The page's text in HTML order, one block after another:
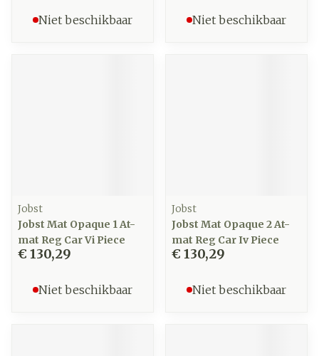
Niet beschikbaar Niet beschikbaar
Jobst
Jobst Mat Opaque 1 At-
mat Reg Car Vi Piece
€ 130,29
Niet beschikbaar
Jobst
Jobst Mat Opaque 2 At-
mat Reg Car Iv Piece
€ 130,29
Niet beschikbaar